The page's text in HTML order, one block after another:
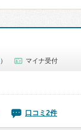
） マイナ受付
口コミ2件